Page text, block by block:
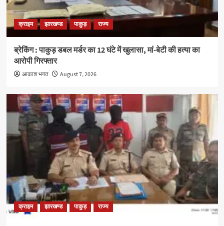
क्राइम झारखण्ड पाकुड़ राज्य
ब्रेकिंग : पाकुड़ डबल मर्डर का 12 घंटे में खुलासा, मां-बेटी की हत्या का
आरोपी गिरफ्तार
आकाश भगत August 7, 2026
क्राइम झारखण्ड पाकुड़ राज्य